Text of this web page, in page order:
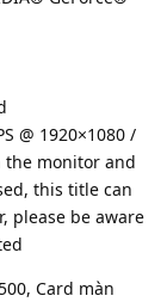
@ 1920×1080 /
the monitor and
this title can
please be aware
Card màn